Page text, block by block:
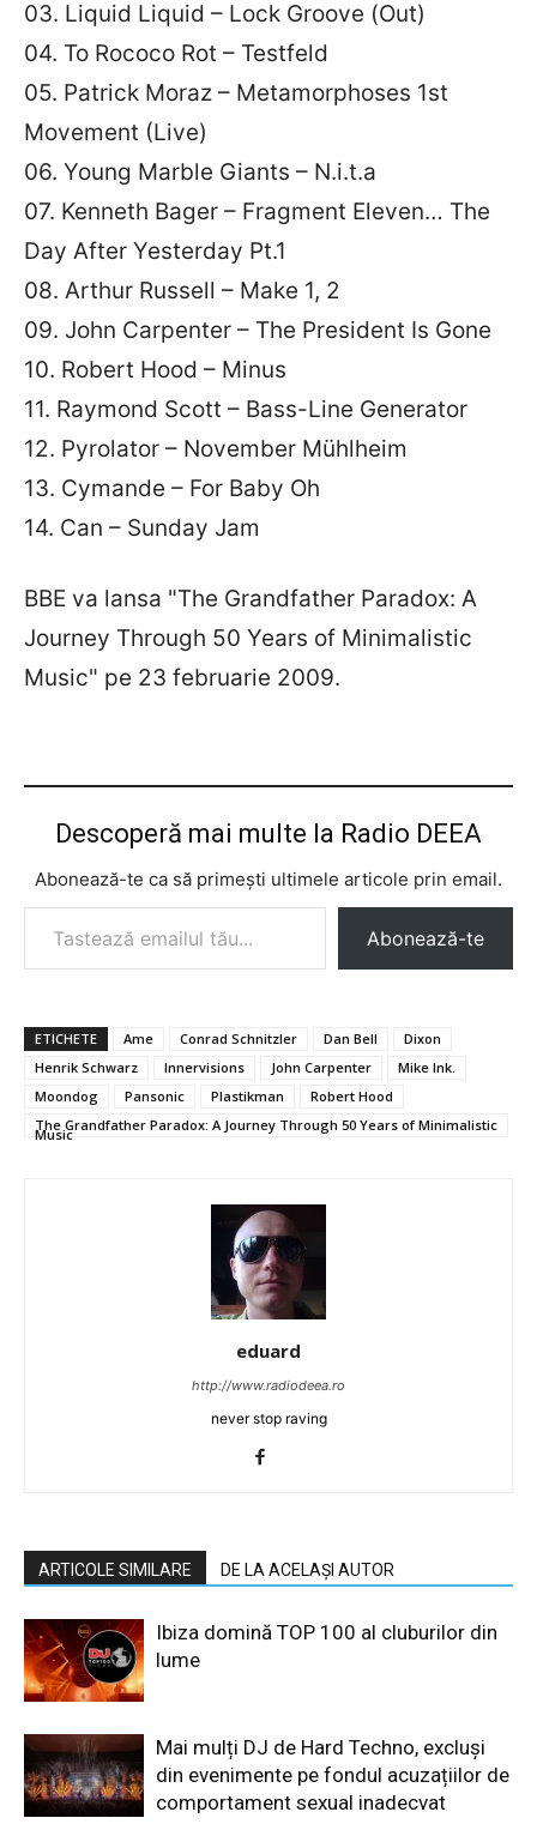
03. Liquid Liquid – Lock Groove (Out)
04. To Rococo Rot – Testfeld
05. Patrick Moraz – Metamorphoses 1st
Movement (Live)
06. Young Marble Giants – N.i.t.a
07. Kenneth Bager – Fragment Eleven… The
Day After Yesterday Pt.1
08. Arthur Russell – Make 1, 2
09. John Carpenter – The President Is Gone
10. Robert Hood – Minus
11. Raymond Scott – Bass-Line Generator
12. Pyrolator – November Mühlheim
13. Cymande – For Baby Oh
14. Can – Sunday Jam
BBE va lansa "The Grandfather Paradox: A
Journey Through 50 Years of Minimalistic
Music" pe 23 februarie 2009.
Descoperă mai multe la Radio DEEA
Abonează-te ca să primești ultimele articole prin email.
Tastează emailul tău...
Abonează-te
ETICHETE Ame Conrad Schnitzler Dan Bell
Dixon
Henrik Schwarz
Innervisions John Carpenter
Mike Ink.
Moondog
Pansonic Plastikman
Robert Hood
The Grandfather Paradox: A Journey Through 50 Years of Minimalistic
Music
eduard
http://www.radiodeea.ro
never stop raving
ARTICOLE SIMILARE DE LA ACELAȘI AUTOR
Ibiza domină TOP 100 al cluburilor din
lume
Mai mulți DJ de Hard Techno, excluși
din evenimente pe fondul acuzațiilor de
comportament sexual inadecvat